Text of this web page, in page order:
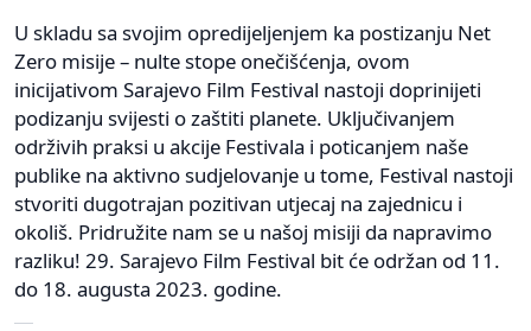
U skladu sa svojim opredijeljenjem ka postizanju Net
Zero misije – nulte stope onečišćenja, ovom
inicijativom Sarajevo Film Festival nastoji doprinijeti
podizanju svijesti o zaštiti planete. Uključivanjem
održivih praksi u akcije Festivala i poticanjem naše
publike na aktivno sudjelovanje u tome, Festival nastoji
stvoriti dugotrajan pozitivan utjecaj na zajednicu i
okoliš. Pridružite nam se u našoj misiji da napravimo
razliku! 29. Sarajevo Film Festival bit će održan od 11.
do 18. augusta 2023. godine.